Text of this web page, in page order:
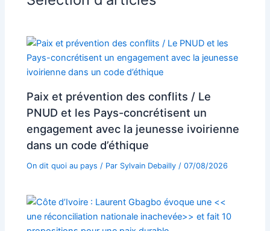
Paix et prévention des conflits / Le
PNUD et les Pays-concrétisent un
engagement avec la jeunesse ivoirienne
dans un code d’éthique
On dit quoi au pays / Par Sylvain Debailly /07/08/2026